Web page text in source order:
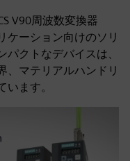
V90周波数変換器
ケーション向けのソリ
クトなデバイスは、
、マテリアルハンドリ
ます。